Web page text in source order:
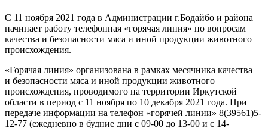
С 11 ноября 2021 года в Администрации г.Бодайбо и района
начинает работу телефонная «горячая линия» по вопросам
качества и безопасности мяса и иной продукции животного
происхождения.
«Горячая линия» организована в рамках месячника качества
и безопасности мяса и иной продукции животного
происхождения, проводимого на территории Иркутской
области в период с 11 ноября по 10 декабря 2021 года. При
передаче информации на телефон «горячей линии» 8(39561)5-
12-77 (ежедневно в будние дни с 09-00 до 13-00 и с 14-